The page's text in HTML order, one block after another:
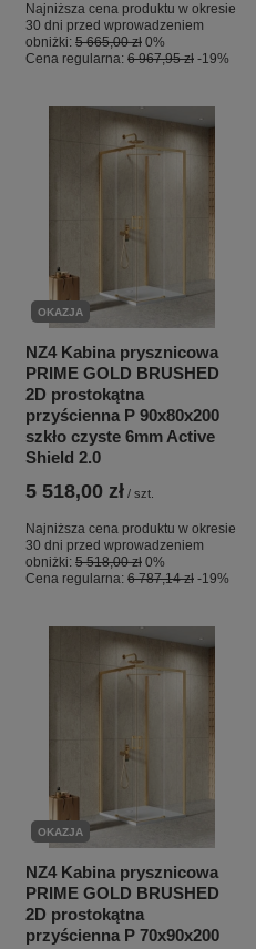
Najniższa cena produktu w okresie
30 dni przed wprowadzeniem
obniżki: 5 665,00 zł 0%
Cena regularna: 6 967,95 zł -19%
OKAZJA
NZ4 Kabina prysznicowa
PRIME GOLD BRUSHED
2D prostokątna
przyścienna P 90x80x200
szkło czyste 6mm Active
Shield 2.0
5 518,00 zł / szt.
Najniższa cena produktu w okresie
30 dni przed wprowadzeniem
obniżki: 5 518,00 zł 0%
Cena regularna: 6 787,14 zł -19%
OKAZJA
NZ4 Kabina prysznicowa
PRIME GOLD BRUSHED
2D prostokątna
przyścienna P 70x90x200